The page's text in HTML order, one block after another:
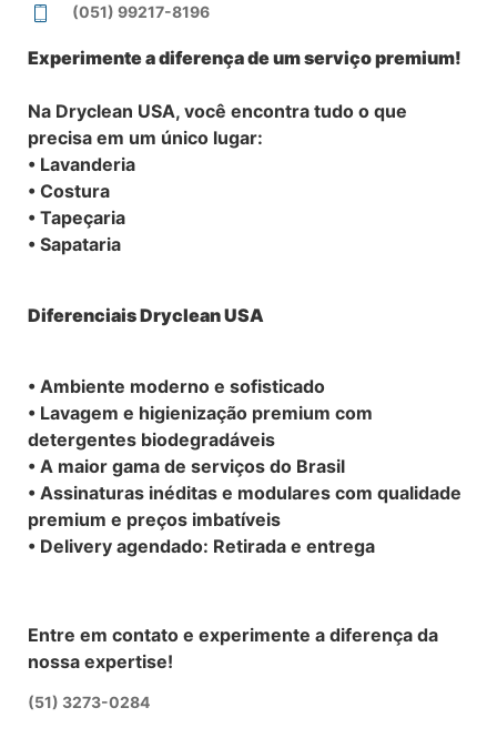
(051) 99217-8196
Experimente a diferença de um serviço premium!
Na Dryclean USA, você encontra tudo o que
precisa em um único lugar:
• Lavanderia
• Costura
• Tapeçaria
• Sapataria
Diferenciais Dryclean USA
• Ambiente moderno e sofisticado
• Lavagem e higienização premium com
detergentes biodegradáveis
• A maior gama de serviços do Brasil
• Assinaturas inéditas e modulares com qualidade
premium e preços imbatíveis
• Delivery agendado: Retirada e entrega
Entre em contato e experimente a diferença da
nossa expertise!
(51) 3273-0284